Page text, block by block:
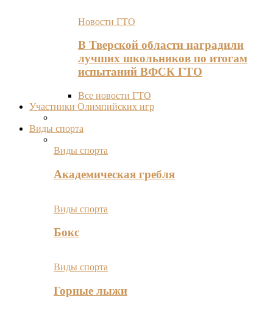
Новости ГТО
В Тверской области наградили
лучших школьников по итогам
испытаний ВФСК ГТО
Все новости ГТО
Участники Олимпийских игр
Виды спорта
Виды спорта
Академическая гребля
Виды спорта
Бокс
Виды спорта
Горные лыжи